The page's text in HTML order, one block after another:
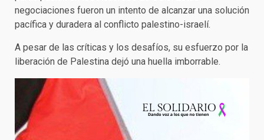
negociaciones fueron un intento de alcanzar una solución
pacífica y duradera al conflicto palestino-israelí.
A pesar de las críticas y los desafíos, su esfuerzo por la
liberación de Palestina dejó una huella imborrable.